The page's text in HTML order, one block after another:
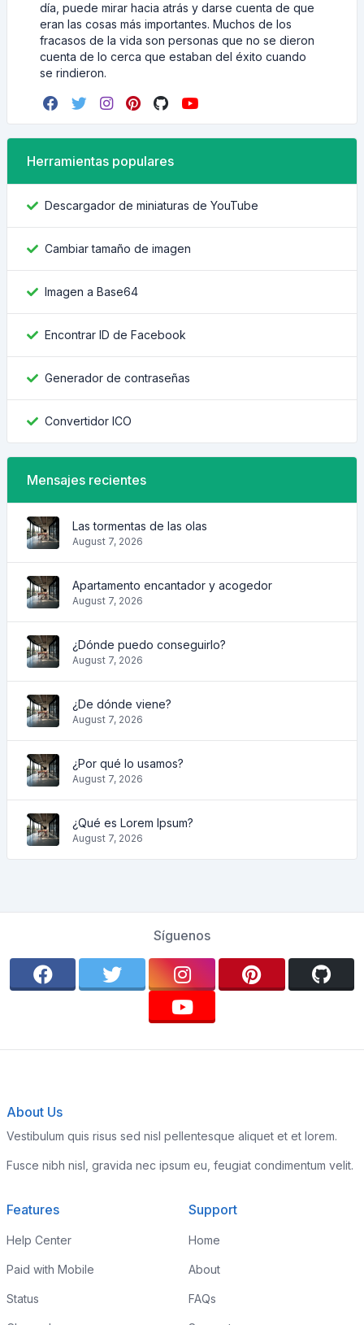
día, puede mirar hacia atrás y darse cuenta de que
eran las cosas más importantes. Muchos de los
fracasos de la vida son personas que no se dieron
cuenta de lo cerca que estaban del éxito cuando
se rindieron.
Herramientas populares
Descargador de miniaturas de YouTube
Cambiar tamaño de imagen
Imagen a Base64
Encontrar ID de Facebook
Generador de contraseñas
Convertidor ICO
Mensajes recientes
Las tormentas de las olas
August 7, 2026
Apartamento encantador y acogedor
August 7, 2026
¿Dónde puedo conseguirlo?
August 7, 2026
¿De dónde viene?
August 7, 2026
¿Por qué lo usamos?
August 7, 2026
¿Qué es Lorem Ipsum?
August 7, 2026
Síguenos
About Us
Vestibulum quis risus sed nisl pellentesque aliquet et et lorem.
Fusce nibh nisl, gravida nec ipsum eu, feugiat condimentum velit.
Features
Help Center
Paid with Mobile
Status
Support
Home
About
FAQs